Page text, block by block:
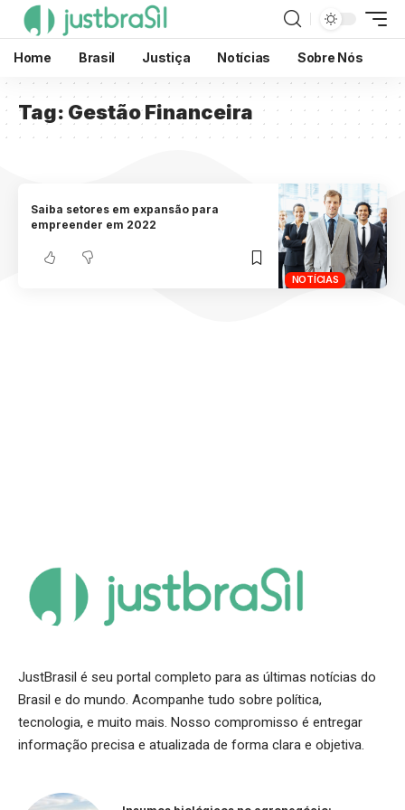
Home Brasil Justiça Notícias Sobre Nós
Tag: Gestão Financeira
NOTÍCIAS
Saiba setores em expansão para
empreender em 2022
JustBrasil é seu portal completo para as últimas notícias do
Brasil e do mundo. Acompanhe tudo sobre política,
tecnologia, e muito mais. Nosso compromisso é entregar
informação precisa e atualizada de forma clara e objetiva.